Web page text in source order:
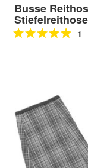
Busse
1